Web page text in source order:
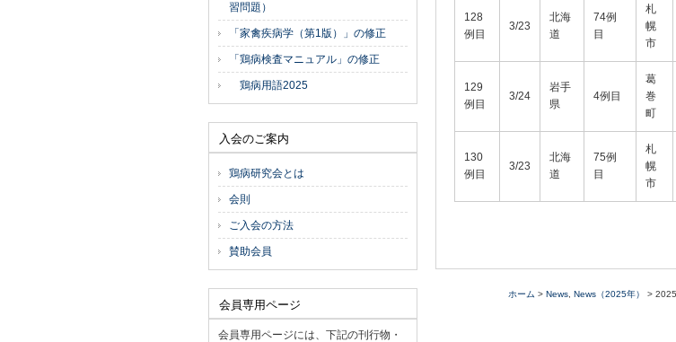
128
例目
3/23
北海
道
74例
目
札
幌
市
129
例目
3/24
岩手
県
4例目
葛
巻
町
130
例目
3/23
北海
道
75例
目
札
幌
市
ホーム > News News（2025年） >
習問題）
「家禽疾病学（第1版）」の修正
「鶏病検査マニュアル」の修正
鶏病用語2025
入会のご案内
鶏病研究会とは
会則
ご入会の方法
賛助会員
会員専用ページ
会員専用ページには、下記の刊行物・